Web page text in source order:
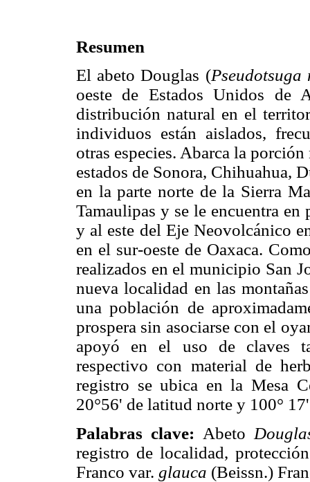
Resumen
El abeto Douglas (Pseudotsuga
oeste de Estados Unidos de
distribución natural en el
individuos están aislados,
otras especies. Abarca la
estados de Sonora, Chihuahua,
en la parte norte de la Sierra
Tamaulipas y se le encuentra en
y al este del Eje Neovolcánico
en el sur-oeste de Oaxaca.
realizados en el municipio San
nueva localidad en las
una población de
prospera sin asociarse con el
apoyó en el uso de claves
respectivo con material de
registro se ubica en la Mesa
20°56' de latitud norte y 100°
Palabras clave: Abeto
registro de localidad,
Franco var. glauca (Beissn.)